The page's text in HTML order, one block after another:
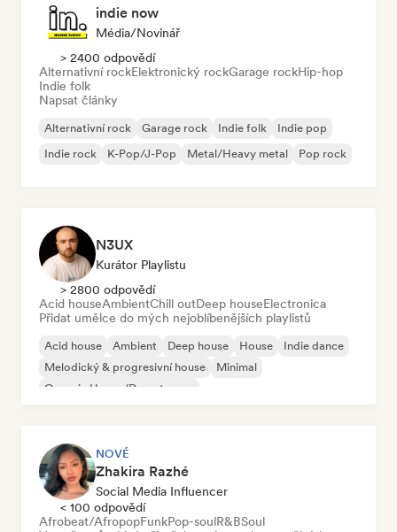
indie now
Média/novinář
> 2400 odpovědí
Alternativní rockElektronický rockGarage rockHip-hop
Indie folk
Napsat články
Alternativní rock Garage rock Indie folk
Indie pop
Indie rock
K-Pop/J-Pop Metal/Heavy metal Pop rock
N3UX
Kurátor Playlistu
> 2800 odpovědí
Acid houseAmbientChill outDeep houseElectronica
Přidat umělce do mých nejoblíbenějších playlistů
Acid house Ambient Deep house House
Indie dance
Melodický & progresivní house
Minimal
Organic House/Downtempo
NOVÉ
Zhakira Razhé
Social Media Influencer
< 100 odpovědí
Afrobeat/AfropopFunkPop-soulR&BSoul